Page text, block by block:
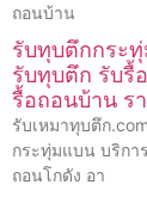
ถอนบ้าน
รับทุบตึกกระ
รับทุบตึก รับรื้
รื้อถอนบ้าน ร
รับเหมาทุบตึก
กระทุ่มแบน บริกา
ถอนโกดัง อา